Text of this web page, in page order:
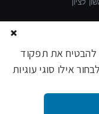
לציון
×
להבטיח את תפקוד
אילו סוגי עוגיות